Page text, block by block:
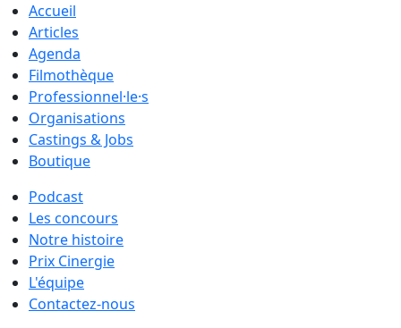
Accueil
Articles
Agenda
Filmothèque
Professionnel·le·s
Organisations
Castings & Jobs
Boutique
Podcast
Les concours
Notre histoire
Prix Cinergie
L'équipe
Contactez-nous